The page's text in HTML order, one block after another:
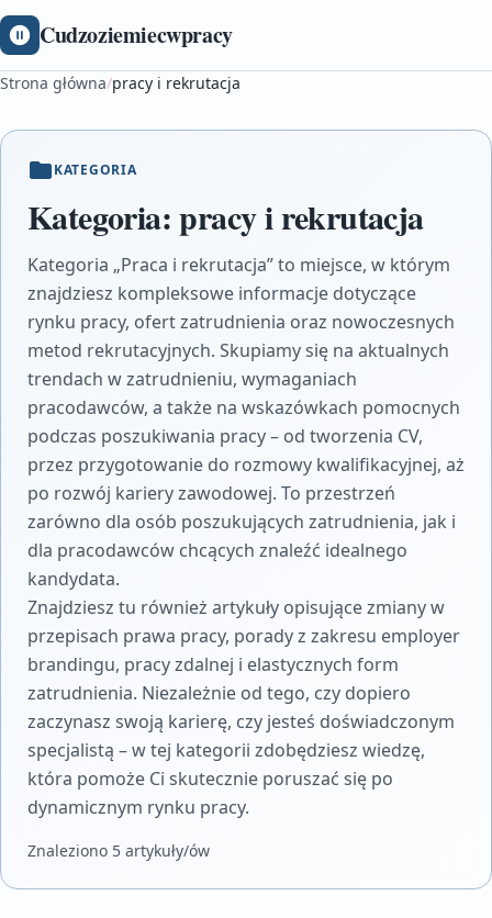
Cudzoziemiecwpracy
Strona główna/pracy i rekrutacja
KATEGORIA
Kategoria:pracy i rekrutacja
Kategoria „Praca i rekrutacja” to miejsce, w którym
znajdziesz kompleksowe informacje dotyczące
rynku pracy, ofert zatrudnienia oraz nowoczesnych
metod rekrutacyjnych. Skupiamy się na aktualnych
trendach w zatrudnieniu, wymaganiach
pracodawców, a także na wskazówkach pomocnych
podczas poszukiwania pracy – od tworzenia CV,
przez przygotowanie do rozmowy kwalifikacyjnej, aż
po rozwój kariery zawodowej. To przestrzeń
zarówno dla osób poszukujących zatrudnienia, jak i
dla pracodawców chcących znaleźć idealnego
kandydata.
Znajdziesz tu również artykuły opisujące zmiany w
przepisach prawa pracy, porady z zakresu employer
brandingu, pracy zdalnej i elastycznych form
zatrudnienia. Niezależnie od tego, czy dopiero
zaczynasz swoją karierę, czy jesteś doświadczonym
specjalistą – w tej kategorii zdobędziesz wiedzę,
która pomoże Ci skutecznie poruszać się po
dynamicznym rynku pracy.
Znaleziono 5 artykuły/ów